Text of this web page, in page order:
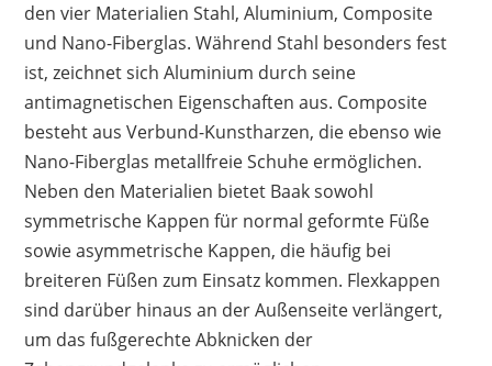
den vier Materialien Stahl, Aluminium, Composite
und Nano-Fiberglas. Während Stahl besonders fest
ist, zeichnet sich Aluminium durch seine
antimagnetischen Eigenschaften aus. Composite
besteht aus Verbund-Kunstharzen, die ebenso wie
Nano-Fiberglas metallfreie Schuhe ermöglichen.
Neben den Materialien bietet Baak sowohl
symmetrische Kappen für normal geformte Füße
sowie asymmetrische Kappen, die häufig bei
breiteren Füßen zum Einsatz kommen. Flexkappen
sind darüber hinaus an der Außenseite verlängert,
um das fußgerechte Abknicken der